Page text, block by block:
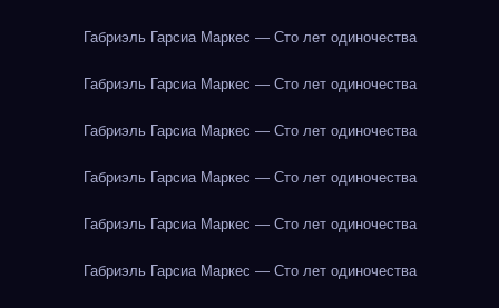
Габриэль Гарсиа Маркес — Сто лет одиночества
Габриэль Гарсиа Маркес — Сто лет одиночества
Габриэль Гарсиа Маркес — Сто лет одиночества
Габриэль Гарсиа Маркес — Сто лет одиночества
Габриэль Гарсиа Маркес — Сто лет одиночества
Габриэль Гарсиа Маркес — Сто лет одиночества